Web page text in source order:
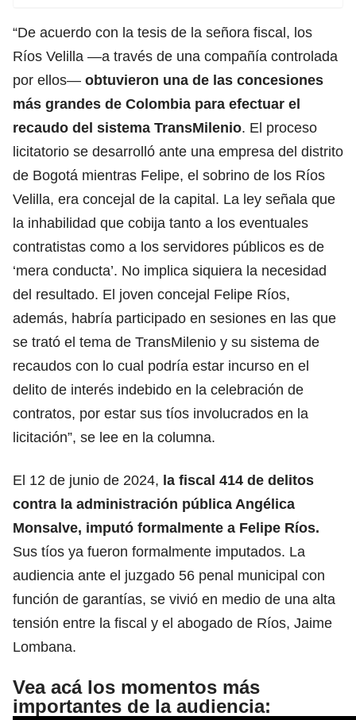
“De acuerdo con la tesis de la señora fiscal, los
Ríos Velilla —a través de una compañía controlada
por ellos— obtuvieron una de las concesiones
más grandes de Colombia para efectuar el
recaudo del sistema TransMilenio. El proceso
licitatorio se desarrolló ante una empresa del distrito
de Bogotá mientras Felipe, el sobrino de los Ríos
Velilla, era concejal de la capital. La ley señala que
la inhabilidad que cobija tanto a los eventuales
contratistas como a los servidores públicos es de
‘mera conducta’. No implica siquiera la necesidad
del resultado. El joven concejal Felipe Ríos,
además, habría participado en sesiones en las que
se trató el tema de TransMilenio y su sistema de
recaudos con lo cual podría estar incurso en el
delito de interés indebido en la celebración de
contratos, por estar sus tíos involucrados en la
licitación”, se lee en la columna.
El 12 de junio de 2024, la fiscal 414 de delitos
contra la administración pública Angélica
Monsalve, imputó formalmente a Felipe Ríos.
Sus tíos ya fueron formalmente imputados. La
audiencia ante el juzgado 56 penal municipal con
función de garantías, se vivió en medio de una alta
tensión entre la fiscal y el abogado de Ríos, Jaime
Lombana.
Vea acá los momentos más
importantes de la audiencia: